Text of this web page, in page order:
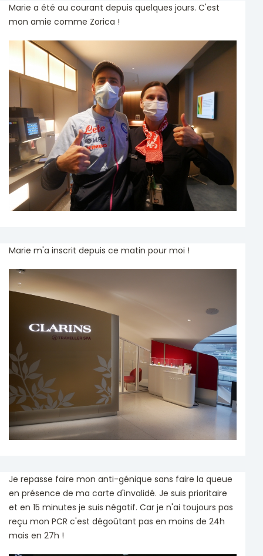
Marie a été au courant depuis quelques jours. C'est
mon amie comme Zorica !
Marie m'a inscrit depuis ce matin pour moi !
Je repasse faire mon anti-génique sans faire la queue
en présence de ma carte d'invalidé. Je suis prioritaire
et en 15 minutes je suis négatif. Car je n'ai toujours pas
reçu mon PCR c'est dégoûtant pas en moins de 24h
mais en 27h !